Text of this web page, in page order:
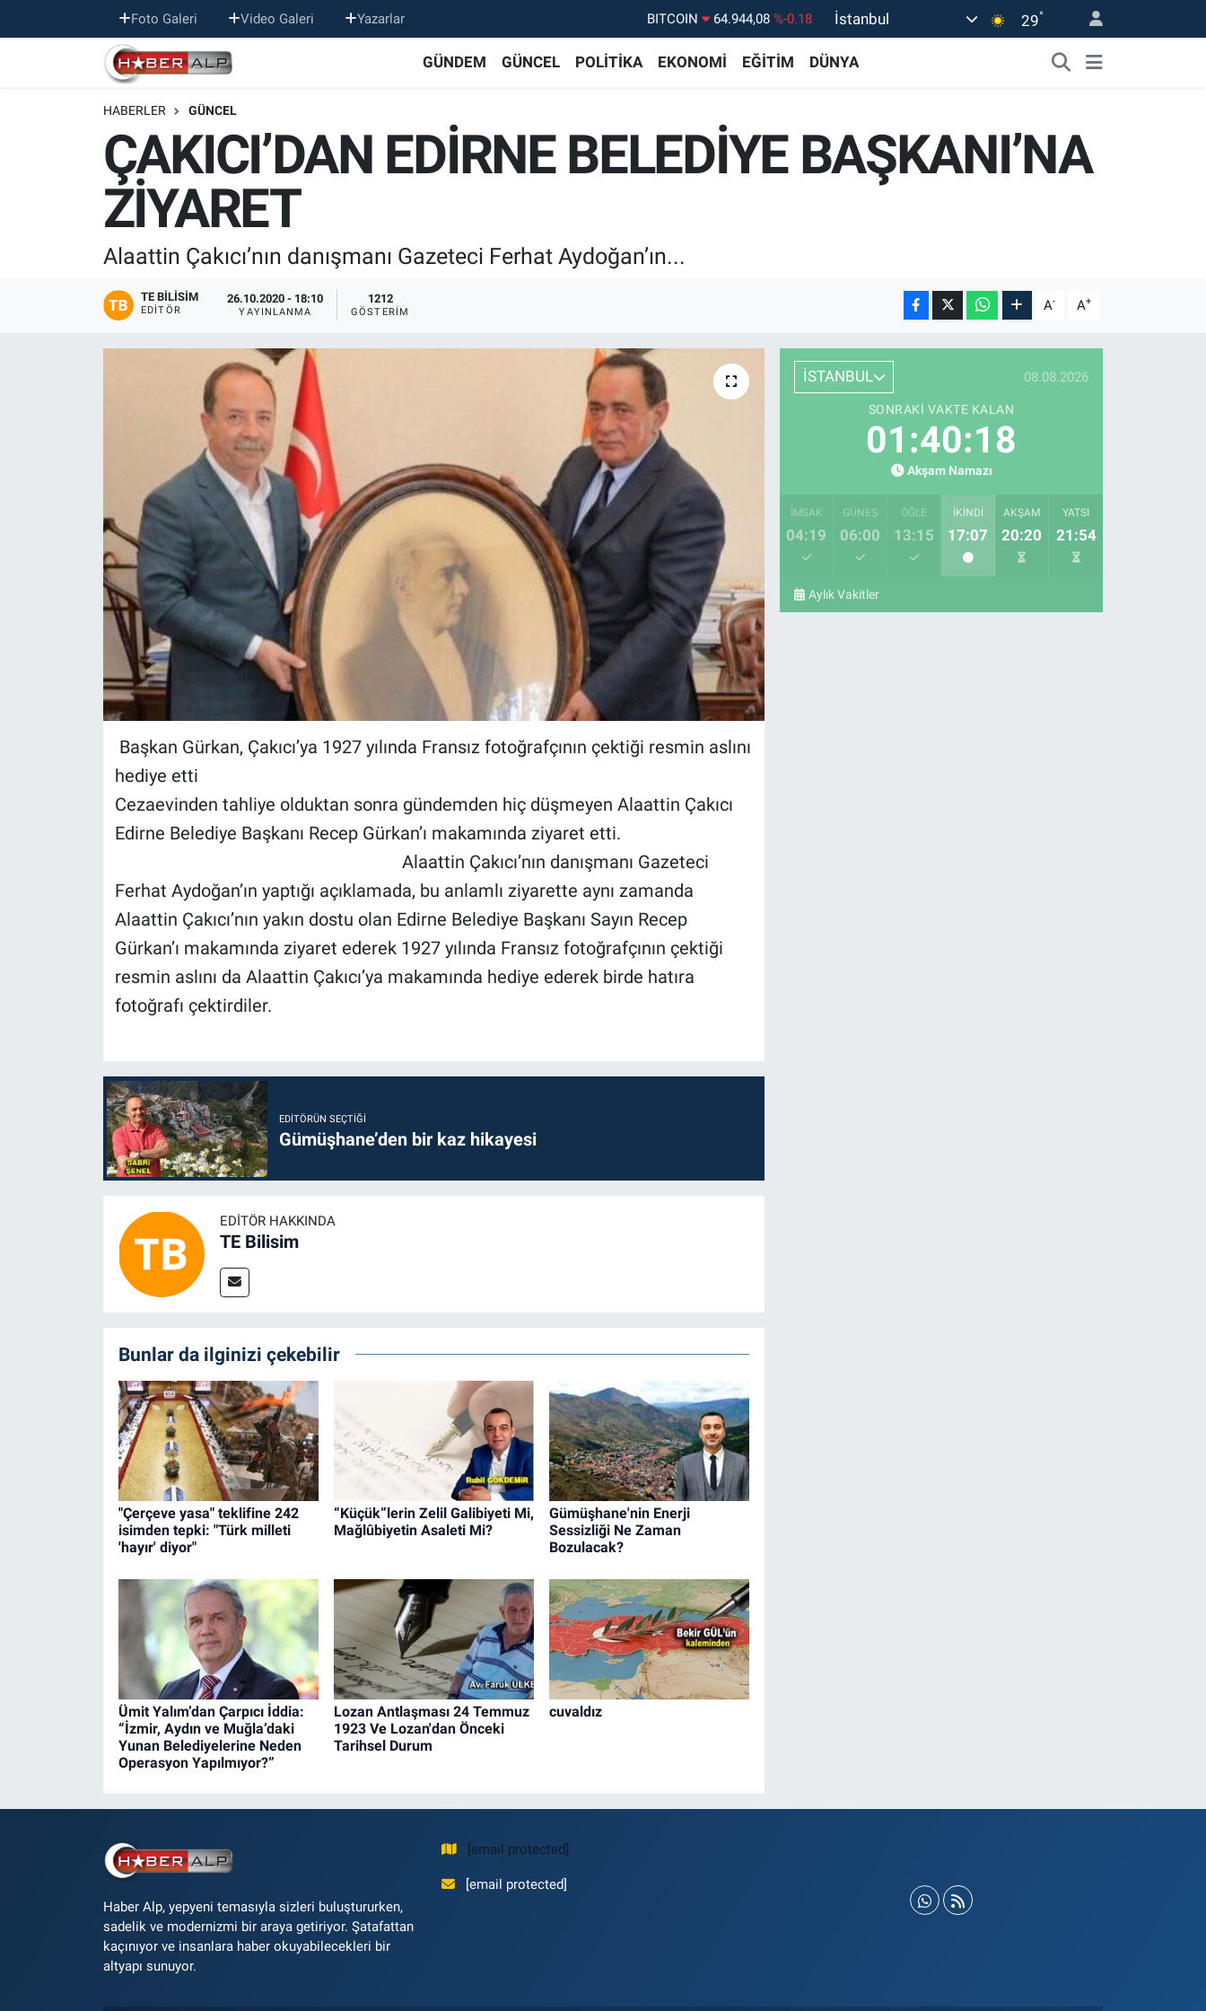
Foto Galeri Video Galeri Yazarlar BITCOIN 64.944,08 %-0.18
47,7436
%0.18
GRAM ALTIN
6660.55 %0.03
İstanbul 29°
GÜNDEM GÜNCEL POLİTİKA EKONOMİ EĞİTİM DÜNYA
HABERLER GÜNCEL
ÇAKICI’DAN EDİRNE BELEDİYE BAŞKANI’NA
ZİYARET
Alaattin Çakıcı’nın danışmanı Gazeteci Ferhat Aydoğan’ın...
TE BILISIM
EDITÖR
26.10.2020 - 18:10
YAYINLANMA
1212
GÖSTERIM A- A+
Başkan Gürkan, Çakıcı’ya 1927 yılında Fransız fotoğrafçının çektiği resmin aslını
hediye etti
Cezaevinden tahliye olduktan sonra gündemden hiç düşmeyen Alaattin Çakıcı
Edirne Belediye Başkanı Recep Gürkan’ı makamında ziyaret etti.
Alaattin Çakıcı’nın danışmanı Gazeteci
Ferhat Aydoğan’ın yaptığı açıklamada, bu anlamlı ziyarette aynı zamanda
Alaattin Çakıcı’nın yakın dostu olan Edirne Belediye Başkanı Sayın Recep
Gürkan’ı makamında ziyaret ederek 1927 yılında Fransız fotoğrafçının çektiği
resmin aslını da Alaattin Çakıcı’ya makamında hediye ederek birde hatıra
fotoğrafı çektirdiler.
EDITÖRÜN SEÇTIĞI
Gümüşhane’den bir kaz hikayesi
EDITÖR HAKKINDA
TE Bilisim
Bunlar da ilginizi çekebilir
"Çerçeve yasa" teklifine 242
isimden tepki: "Türk milleti
'hayır' diyor"
“Küçük”lerin Zelil Galibiyeti Mi,
Mağlûbiyetin Asaleti Mi?
Gümüşhane'nin Enerji
Sessizliği Ne Zaman
Bozulacak?
Ümit Yalım’dan Çarpıcı İddia:
“İzmir, Aydın ve Muğla’daki
Yunan Belediyelerine Neden
Operasyon Yapılmıyor?”
Lozan Antlaşması 24 Temmuz
1923 Ve Lozan'dan Önceki
Tarihsel Durum
cuvaldız
İSTANBUL 08.08.2026
SONRAKI VAKTE KALAN
01:40:17
Akşam Namazı
İMSAK
04:19
GÜNEŞ
06:00
ÖĞLE
13:15
İKINDI
17:07
AKŞAM
20:20
YATSI
21:54
Aylık Vakitler
Haber Alp, yepyeni temasıyla sizleri buluştururken,
sadelik ve modernizmi bir araya getiriyor. Şatafattan
kaçınıyor ve insanlara haber okuyabilecekleri bir
altyapı sunuyor.
[email protected]
[email protected]
Nöbetçi Eczaneler
Hava Durumu
Trafik Durumu
Süper Lig Puan Durumu ve Fikstür
Tüm Manşetler
Son Dakika Haberleri